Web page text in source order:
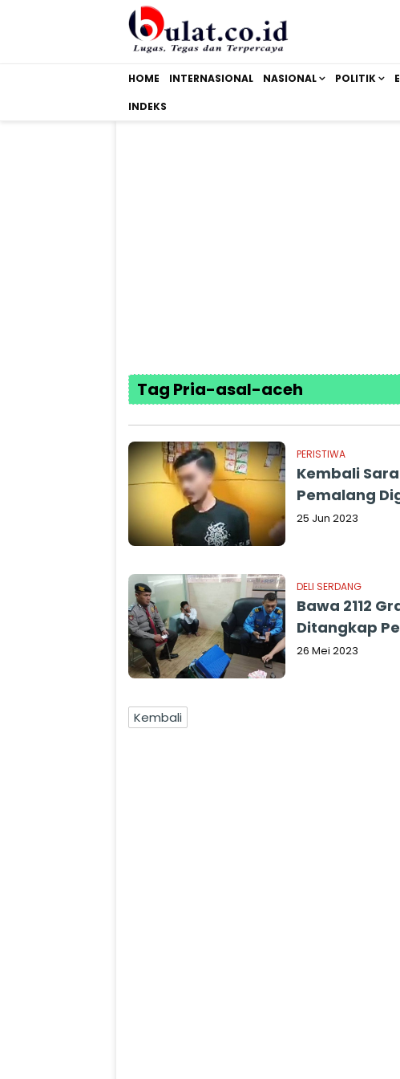
HOME INTERNASIONAL NASIONAL POLITIK
INDEKS
Tag Pria-asal-aceh
PERISTIWA
Kembali
Pemalang
25 Jun 2023
DELI SERDANG
Bawa 2112
Ditangkap
26 Mei 2023
Kembali